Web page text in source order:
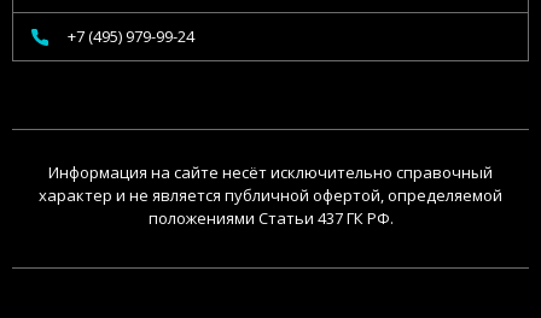
+7 (495) 979-99-24
Информация на сайте несёт исключительно справочный
характер и не является публичной офертой, определяемой
положениями Статьи 437 ГК РФ.